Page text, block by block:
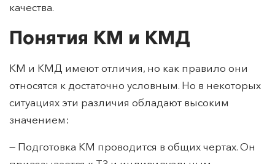
качества.
Понятия КМ и КМД
КМ и КМД имеют отличия, но как правило они
относятся к достаточно условным. Но в некоторых
ситуациях эти различия обладают высоким
значением:
— Подготовка КМ проводится в общих чертах. Он